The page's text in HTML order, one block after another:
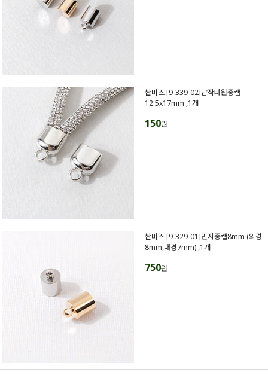
싼비즈 [9-339-02]납작타원종캡
12.5x17mm ,1개
150원
싼비즈 [9-329-01]민자종캡8mm (외경
8mm,내경7mm) ,1개
750원